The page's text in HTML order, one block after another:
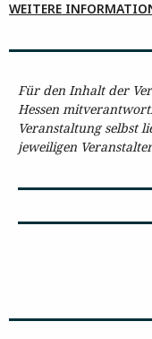
WEITERE
Für den Inhalt der
Hessen
Veranstaltung selbst
jeweiligen